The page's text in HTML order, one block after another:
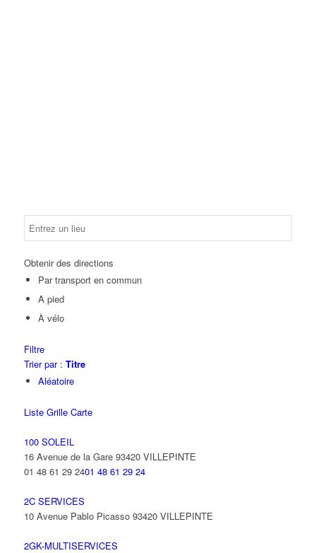
Obtenir des directions
Par transport en commun
A pied
À vélo
Filtre
Trier par : Titre
Aléatoire
Liste Grille Carte
100 SOLEIL
16 Avenue de la Gare 93420 VILLEPINTE
01 48 61 29 2401 48 61 29 24
2C SERVICES
10 Avenue Pablo Picasso 93420 VILLEPINTE
2GK-MULTISERVICES